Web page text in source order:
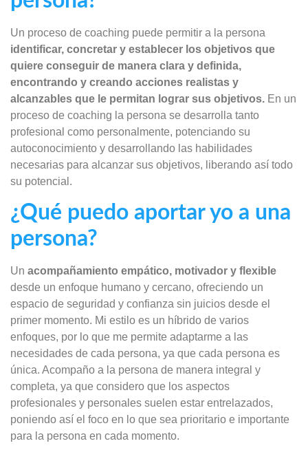
Un proceso de coaching puede permitir a la persona
identificar, concretar y establecer los objetivos que
quiere conseguir de manera clara y definida,
encontrando y creando acciones realistas y
alcanzables que le permitan lograr sus objetivos. En un
proceso de coaching la persona se desarrolla tanto
profesional como personalmente, potenciando su
autoconocimiento y desarrollando las habilidades
necesarias para alcanzar sus objetivos, liberando así todo
su potencial.
¿Qué puedo aportar yo a una
persona?
Un acompañamiento empático, motivador y flexible
desde un enfoque humano y cercano, ofreciendo un
espacio de seguridad y confianza sin juicios desde el
primer momento. Mi estilo es un híbrido de varios
enfoques, por lo que me permite adaptarme a las
necesidades de cada persona, ya que cada persona es
única. Acompaño a la persona de manera integral y
completa, ya que considero que los aspectos
profesionales y personales suelen estar entrelazados,
poniendo así el foco en lo que sea prioritario e importante
para la persona en cada momento.